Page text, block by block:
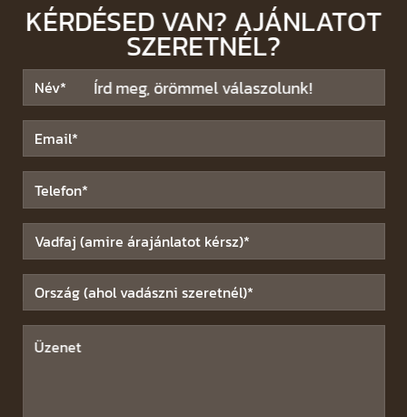
KÉRDÉSED VAN? AJÁNLATOT
SZERETNÉL?
Írd meg, örömmel válaszolunk!